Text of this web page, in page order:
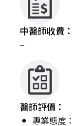
中醫師收費：
–
醫師評價：
專業態度